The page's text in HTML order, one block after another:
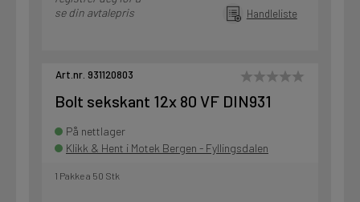
se din avtalepris
Handleliste
Art.nr. 931120803
Bolt sekskant 12x 80 VF DIN931
På nettlager
Klikk & Hent i Motek Bergen - Fyllingsdalen
1 Pakke a 50 Stk